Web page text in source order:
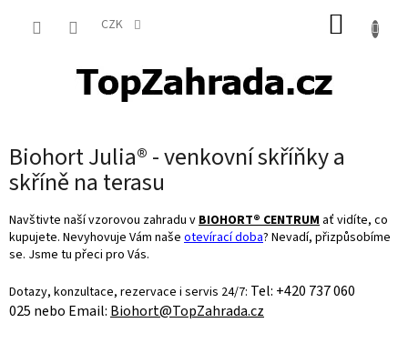
CZK
Biohort Julia® - venkovní skříňky a
skříně na terasu
Navštivte naší vzorovou zahradu v BIOHORT® CENTRUM ať vidíte, co
kupujete. Nevyhovuje Vám naše otevírací doba? Nevadí, přizpůsobíme
se. Jsme tu přeci pro Vás.
Dotazy, konzultace, rezervace i servis 24/7: Tel: +420 737 060
025 nebo Email: Biohort@TopZahrada.cz